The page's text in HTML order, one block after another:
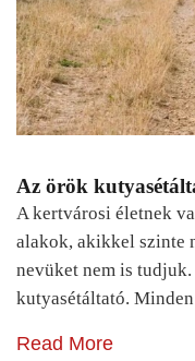
Az örök
A kertvárosi életnek
alakok, akikkel szinte
nevüket nem is
kutyasétáltató.
Read More